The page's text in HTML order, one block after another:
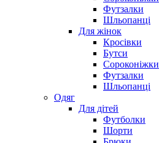
Футзалки
Шльопанці
Для жінок
Кросівки
Бутси
Сороконіжки
Футзалки
Шльопанці
Одяг
Для дітей
Футболки
Шорти